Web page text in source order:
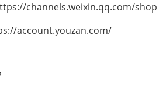
channels.weixin.qq.com/shop
account.youzan.com/